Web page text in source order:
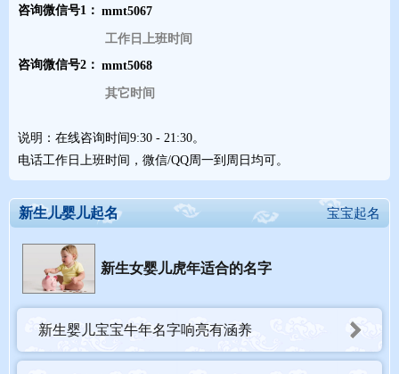
翁亭记》云：“望之蔚然而深秀者，琅琊也。”
绮指有花纹或图案的丝织品，张俞《蚕妇》诗云：“遍身罗统者，
不是养蚕人。”又指华丽。美盛。人名多用后一层意思，例如绮
云，指美丽如刻绘的云彩，江淹《学梁兔园赋》云：“乃有绮云之
✿✿芷曼
芷是一种香草，是一年生草本植物，又叫白芷，屈原作品中多用它
佩。” 芷的香美正与人的优美品质吻合，故多被用于女人名，例
如：邓芷、刘芷芸等。
曼本指长，曼声即拉长声调，《诗经•鲁颂•闷宫》：“孔曼且
硕”（很长很长）。另一个意思是柔美、细腻，《韩非子•扬
权》：“曼理皓齿”（细腻的皮肤，洁白的牙齿）。人名多用后一层
咨询微信号1：
工作日上班时间
咨询微信号2：
其它时间
说明：在线咨询时间9:30 - 21:30。
电话工作日上班时间，微信/QQ周一到周日均可。
宝宝起名
新生儿婴儿起名
新生女婴儿虎年适合的名字
新生婴儿宝宝牛年名字响亮有涵养